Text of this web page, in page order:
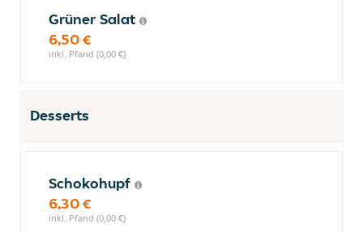
Grüner Salat
6,50 €
inkl. Pfand (0,00 €)
Desserts
Schokohupf
6,30 €
inkl. Pfand (0,00 €)